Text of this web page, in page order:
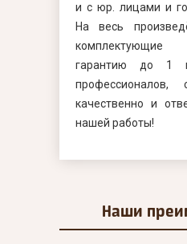
и с юр. лицами и
На весь
комплектующие
гарантию до 1
профессионалов,
качественно и
нашей работы!
Наши